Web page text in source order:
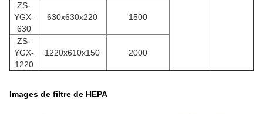
ZS-
YGX-
630
630x630x220 1500
ZS-
YGX-
1220
1220x610x150 2000
Images de filtre de HEPA